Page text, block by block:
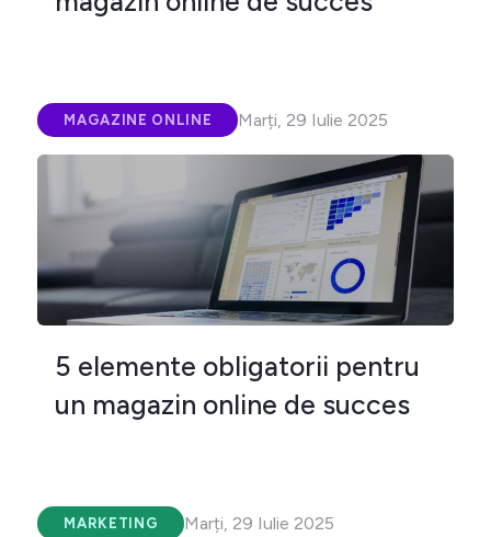
MAGAZINE ONLINE Marți, 29 Iulie 2025
5 elemente obligatorii pentru
un magazin online de succes
MARKETING Marți, 29 Iulie 2025